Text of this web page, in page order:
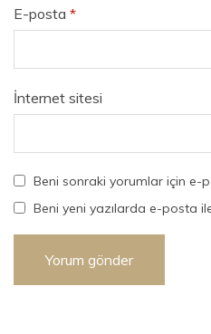
E-posta *
İnternet sitesi
Beni sonraki yorumlar için e-
Beni yeni yazılarda e-posta